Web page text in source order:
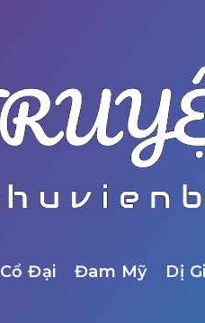
Cổ Đại Đam Mỹ Dị